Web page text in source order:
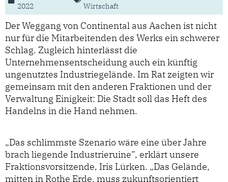
2022
Wirtschaft
Der Weggang von Continental aus Aachen ist nicht
nur für die Mitarbeitenden des Werks ein schwerer
Schlag. Zugleich hinterlässt die
Unternehmensentscheidung auch ein künftig
ungenutztes Industriegelände. Im Rat zeigten wir
gemeinsam mit den anderen Fraktionen und der
Verwaltung Einigkeit: Die Stadt soll das Heft des
Handelns in die Hand nehmen.
„Das schlimmste Szenario wäre eine über Jahre
brach liegende Industrieruine”, erklärt unsere
Fraktionsvorsitzende, Iris Lürken. „Das Gelände,
mitten in Rothe Erde, muss zukunftsorientiert